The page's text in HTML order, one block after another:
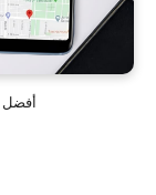
أفضل 5 تطبيقات أندرويد "خارقة" لعام 2026